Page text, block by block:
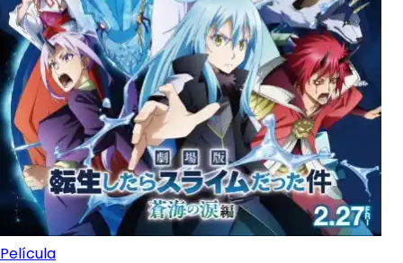
Película